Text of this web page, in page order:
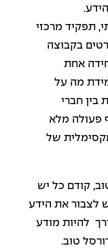
תפקיד מרכזי
בקבוצה
אחת
מה על
בין חברי
פעולה מלא
של
קודם כל יש
לצבור את הידע
להיות מודע
טוב.